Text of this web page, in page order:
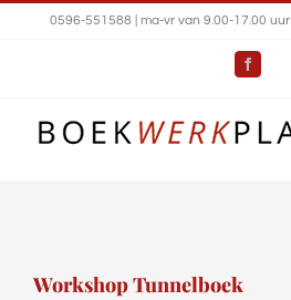
0596-551588 | ma-vr van 9.00-17.00 uur
Facebook
Workshop Tunnelboek